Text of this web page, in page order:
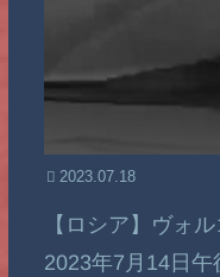
2023.07.18
【ロシア】ヴォ
2023年7月14日